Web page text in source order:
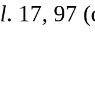
. 17, 97